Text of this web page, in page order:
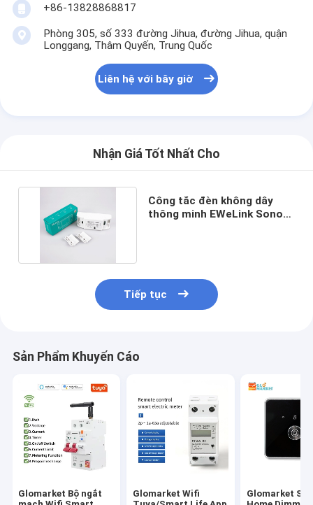
+86-13828868817
Phòng 305, số 333 đường Jihua, đường Jihua, quận
Longgang, Thâm Quyến, Trung Quốc
Liên hệ với bây giờ
Nhận Giá Tốt Nhất Cho
Công tắc đèn không dây
thông minh EWeLink Sonoff
Tiếp tục
Sản Phẩm Khuyến Cáo
Glomarket Bộ ngắt
Glomarket Wifi
Glomarket